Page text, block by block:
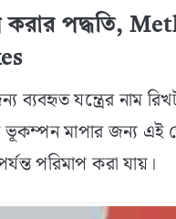
করার পদ্ধতি,
যন্ত্রের নাম
মাপার জন্য এই
পরিমাপ করা যায়।